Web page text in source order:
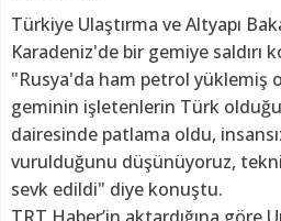
Türkiye Ulaştırma ve Altyapı
Karadeniz'de bir gemiye saldırı
"Rusya'da ham petrol yüklemiş
geminin işletenlerin Türk
dairesinde patlama oldu,
vurulduğunu düşünüyoruz,
sevk edildi" diye konuştu.